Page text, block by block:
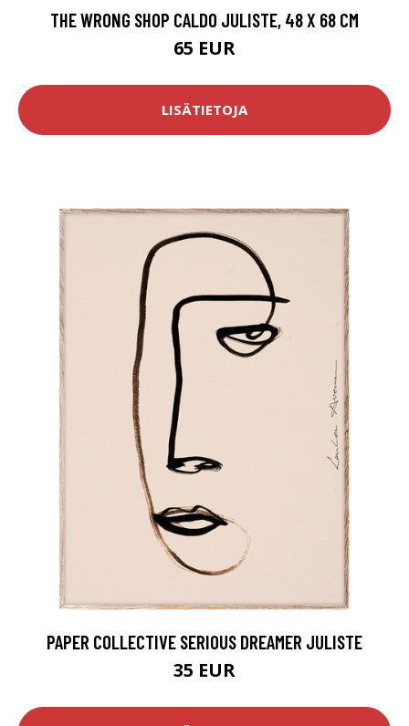
THE WRONG SHOP CALDO JULISTE, 48 X 68 CM
65 EUR
LISÄTIETOJA
PAPER COLLECTIVE SERIOUS DREAMER JULISTE
35 EUR